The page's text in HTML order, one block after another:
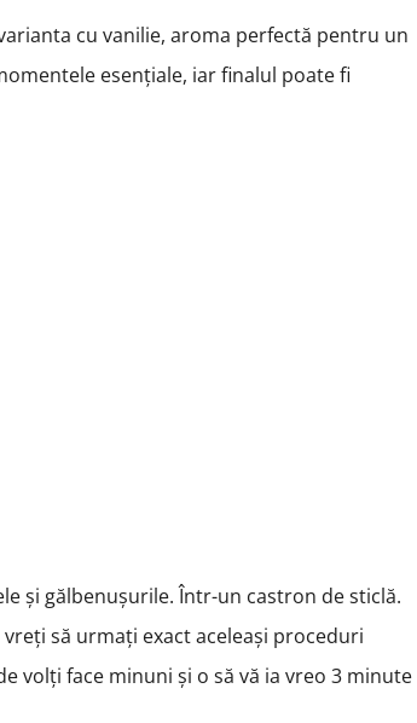
cu vanilie, aroma perfectă pentru un
esențiale, iar finalul poate fi
și gălbenușurile. Într-un castron de sticlă.
să urmați exact aceleași proceduri
volți face minuni și o să vă ia vreo 3 minute